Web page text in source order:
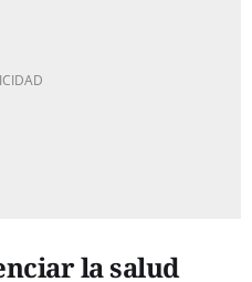
la salud